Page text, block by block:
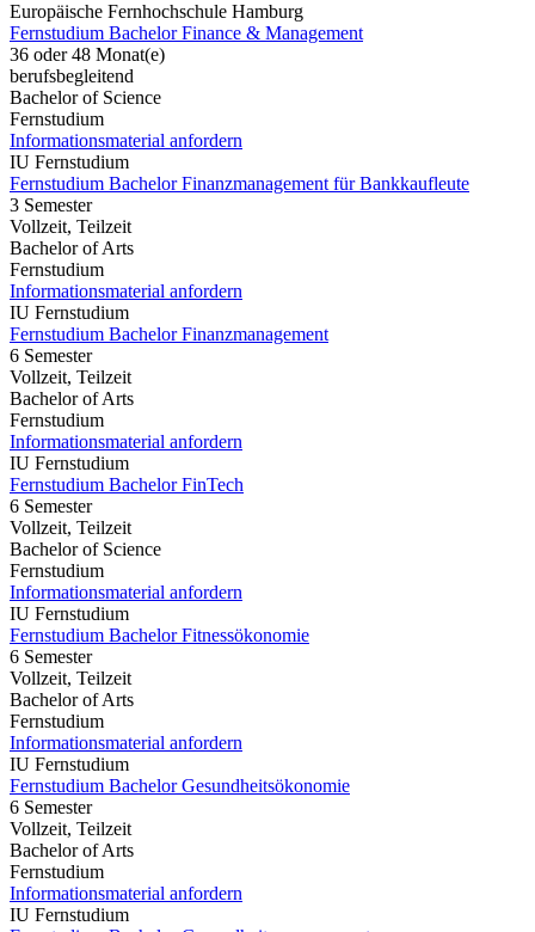
Europäische Fernhochschule Hamburg
Fernstudium Bachelor Finance & Management
36 oder 48 Monat(e)
berufsbegleitend
Bachelor of Science
Fernstudium
Informationsmaterial anfordern
IU Fernstudium
Fernstudium Bachelor Finanzmanagement für Bankkaufleute
3 Semester
Vollzeit, Teilzeit
Bachelor of Arts
Fernstudium
Informationsmaterial anfordern
IU Fernstudium
Fernstudium Bachelor Finanzmanagement
6 Semester
Vollzeit, Teilzeit
Bachelor of Arts
Fernstudium
Informationsmaterial anfordern
IU Fernstudium
Fernstudium Bachelor FinTech
6 Semester
Vollzeit, Teilzeit
Bachelor of Science
Fernstudium
Informationsmaterial anfordern
IU Fernstudium
Fernstudium Bachelor Fitnessökonomie
6 Semester
Vollzeit, Teilzeit
Bachelor of Arts
Fernstudium
Informationsmaterial anfordern
IU Fernstudium
Fernstudium Bachelor Gesundheitsökonomie
6 Semester
Vollzeit, Teilzeit
Bachelor of Arts
Fernstudium
Informationsmaterial anfordern
IU Fernstudium